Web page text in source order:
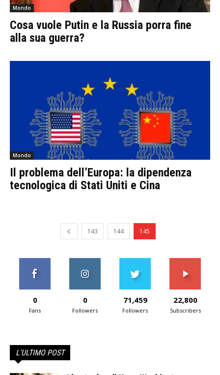
Mondo
Cosa vuole Putin e la Russia porra fine
alla sua guerra?
Mondo
Il problema dell’Europa: la dipendenza
tecnologica di Stati Uniti e Cina
143 144 145
0
Fans
0
Followers
71,459
Followers
22,800
Subscribers
L'ULTIMO POST